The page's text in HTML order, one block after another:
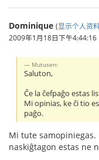
Dominique (显示个人资
2009年1月18日下午4:44:16
Mutusen:
Saluton,
Ĉe la ĉefpaĝo estas
Mi opinias, ke ĉi tio
paĝo.
Mi tute samopiniegas.
naskiĝtagon estas ne